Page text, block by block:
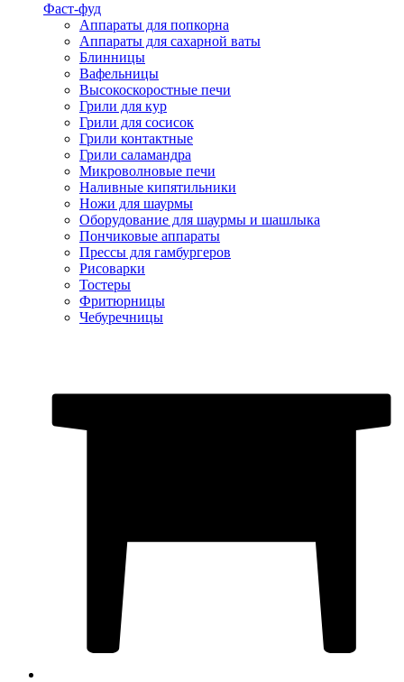
Фаст-фуд
Аппараты для попкорна
Аппараты для сахарной ваты
Блинницы
Вафельницы
Высокоскоростные печи
Грили для кур
Грили для сосисок
Грили контактные
Грили саламандра
Микроволновые печи
Наливные кипятильники
Ножи для шаурмы
Оборудование для шаурмы и шашлыка
Пончиковые аппараты
Прессы для гамбургеров
Рисоварки
Тостеры
Фритюрницы
Чебуречницы